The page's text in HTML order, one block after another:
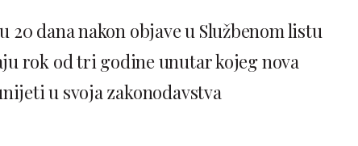
20 dana nakon objave u Službenom listu
rok od tri godine unutar kojeg nova
u svoja zakonodavstva